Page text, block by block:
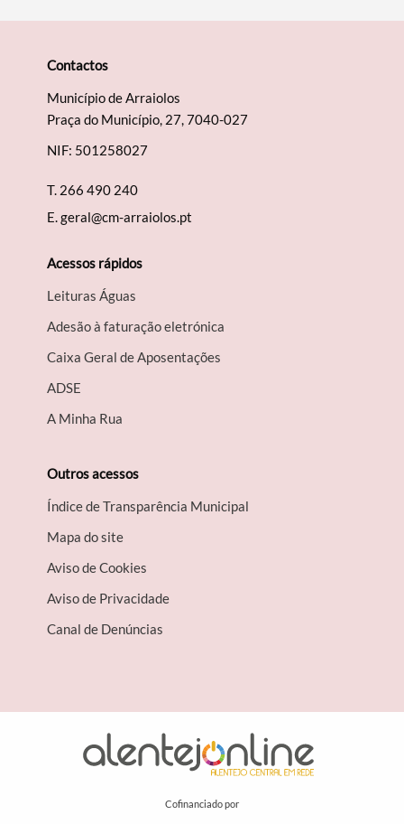
Contactos
Município de Arraiolos
Praça do Município, 27, 7040-027
NIF: 501258027
T. 266 490 240
E.geral@cm-arraiolos.pt
Acessos rápidos
Leituras Águas
Adesão à faturação eletrónica
Caixa Geral de Aposentações
A​DSE
A Minha Rua
Outros acessos
Índice de Transparência Municipal
Mapa do site
Aviso de Cookies
Aviso de Privacidade
Canal de Denúncias
Cofinanciado por